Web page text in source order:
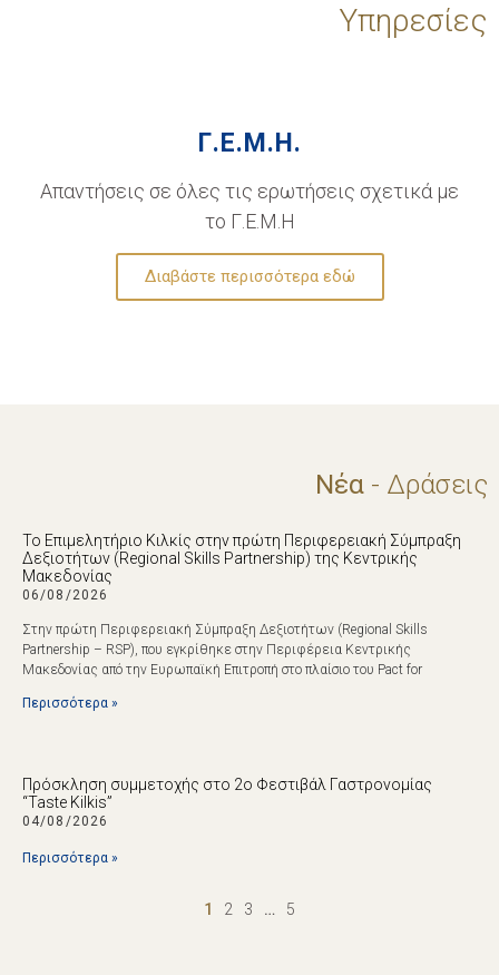
Υπηρεσίες
Γ.Ε.Μ.Η.
Απαντήσεις σε όλες τις ερωτήσεις σχετικά με
το Γ.Ε.Μ.Η
Διαβάστε περισσότερα εδώ
Νέα - Δράσεις
Το Επιμελητήριο Κιλκίς στην πρώτη Περιφερειακή Σύμπραξη
Δεξιοτήτων (Regional Skills Partnership) της Κεντρικής
Μακεδονίας
06/08/2026
Στην πρώτη Περιφερειακή Σύμπραξη Δεξιοτήτων (Regional Skills
Partnership – RSP), που εγκρίθηκε στην Περιφέρεια Κεντρικής
Μακεδονίας από την Ευρωπαϊκή Επιτροπή στο πλαίσιο του Pact for
Περισσότερα »
Πρόσκληση συμμετοχής στο 2ο Φεστιβάλ Γαστρονομίας
“Taste Kilkis”
04/08/2026
Περισσότερα »
1 2 3 … 5